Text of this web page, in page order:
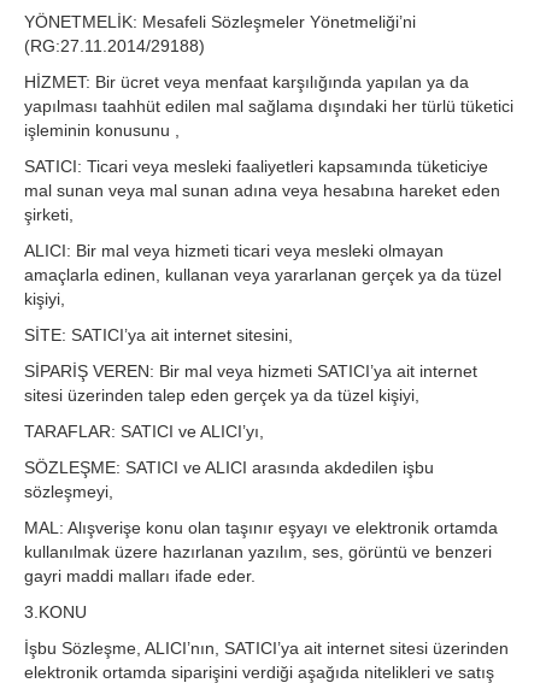
YÖNETMELİK: Mesafeli Sözleşmeler Yönetmeliği’ni
(RG:27.11.2014/29188)
HİZMET: Bir ücret veya menfaat karşılığında yapılan ya da
yapılması taahhüt edilen mal sağlama dışındaki her türlü tüketici
işleminin konusunu ,
SATICI: Ticari veya mesleki faaliyetleri kapsamında tüketiciye
mal sunan veya mal sunan adına veya hesabına hareket eden
şirketi,
ALICI: Bir mal veya hizmeti ticari veya mesleki olmayan
amaçlarla edinen, kullanan veya yararlanan gerçek ya da tüzel
kişiyi,
SİTE: SATICI’ya ait internet sitesini,
SİPARİŞ VEREN: Bir mal veya hizmeti SATICI’ya ait internet
sitesi üzerinden talep eden gerçek ya da tüzel kişiyi,
TARAFLAR: SATICI ve ALICI’yı,
SÖZLEŞME: SATICI ve ALICI arasında akdedilen işbu
sözleşmeyi,
MAL: Alışverişe konu olan taşınır eşyayı ve elektronik ortamda
kullanılmak üzere hazırlanan yazılım, ses, görüntü ve benzeri
gayri maddi malları ifade eder.
3.KONU
İşbu Sözleşme, ALICI’nın, SATICI’ya ait internet sitesi üzerinden
elektronik ortamda siparişini verdiği aşağıda nitelikleri ve satış